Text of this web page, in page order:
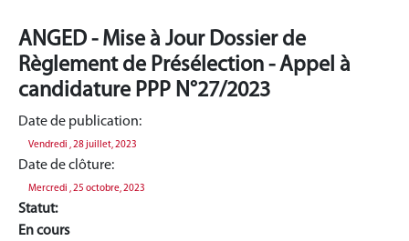
ANGED - Mise à Jour Dossier de
Règlement de Présélection - Appel à
candidature PPP N°27/2023
Date de publication:
Vendredi , 28 juillet, 2023
Date de clôture:
Mercredi , 25 octobre, 2023
Statut:
En cours